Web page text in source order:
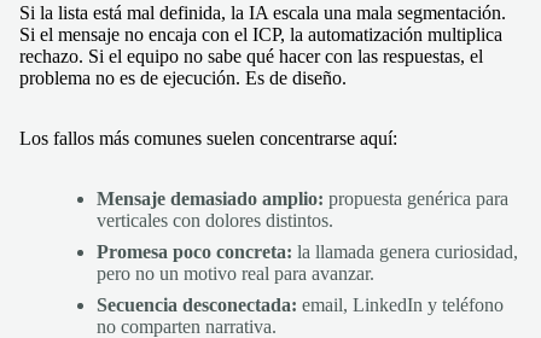
Si la lista está mal definida, la IA escala una mala segmentación.
Si el mensaje no encaja con el ICP, la automatización multiplica
rechazo. Si el equipo no sabe qué hacer con las respuestas, el
problema no es de ejecución. Es de diseño.
Los fallos más comunes suelen concentrarse aquí:
Mensaje demasiado amplio: propuesta genérica para
verticales con dolores distintos.
Promesa poco concreta: la llamada genera curiosidad,
pero no un motivo real para avanzar.
Secuencia desconectada: email, LinkedIn y teléfono
no comparten narrativa.